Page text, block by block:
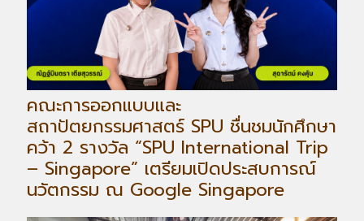
คณะการออกแบบและ
สถาปัตยกรรมศาสตร์ SPU ชื่นชมนักศึกษา
คว้า 2 รางวัล “SPU International Trip
– Singapore” เตรียมเปิดประสบการณ์
นวัตกรรม ณ Google Singapore